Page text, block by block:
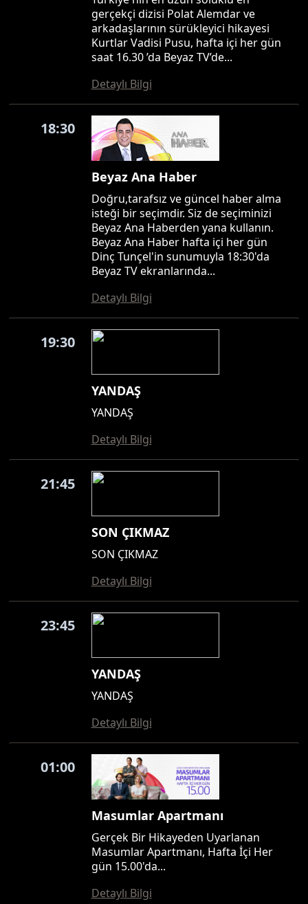
gerçekçi dizisi Polat Alemdar ve
arkadaşlarının sürükleyici hikayesi
Kurtlar Vadisi Pusu, hafta içi her gün
saat 16.30 ’da Beyaz TV’de...
Detaylı Bilgi
18:30
Beyaz Ana Haber
Doğru,tarafsız ve güncel haber alma
isteği bir seçimdir. Siz de seçiminizi
Beyaz Ana Haberden yana kullanın.
Beyaz Ana Haber hafta içi her gün
Dinç Tunçel'in sunumuyla 18:30'da
Beyaz TV ekranlarında...
Detaylı Bilgi
19:30
YANDAŞ
YANDAŞ
Detaylı Bilgi
21:45
SON ÇIKMAZ
SON ÇIKMAZ
Detaylı Bilgi
23:45
YANDAŞ
YANDAŞ
Detaylı Bilgi
01:00
Masumlar Apartmanı
Gerçek Bir Hikayeden Uyarlanan
Masumlar Apartmanı, Hafta İçi Her
gün 15.00'da...
Detaylı Bilgi